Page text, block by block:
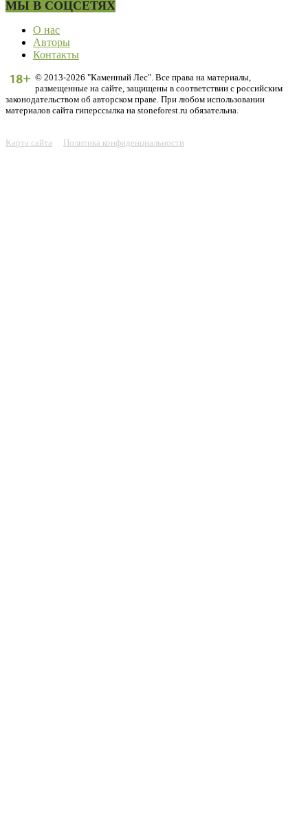
МЫ В СОЦСЕТЯХ
О нас
Авторы
Контакты
© 2013-2026 "Каменный Лес". Все права на материалы,
размещенные на сайте, защищены в соответствии с российским
законодательством об авторском праве. При любом использовании
материалов сайта гиперссылка на stoneforest.ru обязательна.
Карта сайта Политика конфиденциальности